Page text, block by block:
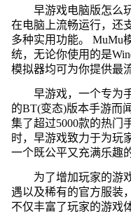
早游戏电脑版怎么
在电脑上流畅运行，还
多种实用功能。 MuMu
统，无论你使用的是
模拟器均可为你提供最
早游戏，一个专为
的BT(变态)版本手游而
集了超过5000款的热门
时，早游戏致力于为玩
一个既公平又充满乐趣
为了增加玩家的游
遇以及稀有的官方服装
不仅丰富了玩家的游戏